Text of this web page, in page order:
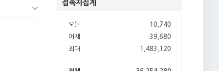
접속자집계
오늘
10,740
어제
39,680
최대
1,483,120